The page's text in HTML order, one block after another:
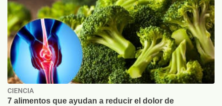
CIENCIA
7 alimentos que ayudan a reducir el dolor de